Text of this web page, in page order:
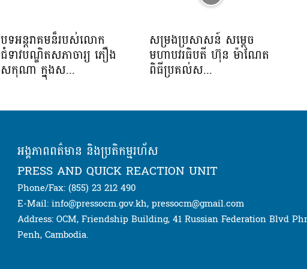
បទអន្តរាគមន៏របស់លោក
ជំទាវបណ្ឌិតសភាចារ្យ ភឿង
សកុណា ក្នុងស...
សម្រងប្រសាសន៍ សម្ដេច
មហាបវរធិបតី ហ៊ុន ម៉ាណែត
ពិធីប្រគល់ស...
អង្គភាពពត៌មាន និងប្រតិកម្មរហ័ស
PRESS AND QUICK REACTION UNIT
Phone/Fax: (855) 23 212 490
E-Mail: info@pressocm.gov.kh, pressocm@gmail.com
Address: OCM, Friendship Building, 41 Russian Federation Blvd
Penh, Cambodia.